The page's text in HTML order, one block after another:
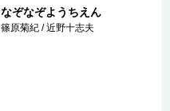
なぞなぞようちえん
篠原菊紀 / 近野十志夫